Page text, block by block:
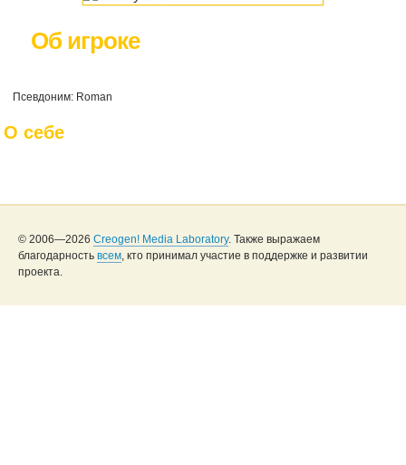
Об игроке
Псевдоним: Roman
О себе
© 2006—2026 Creogen! Media Laboratory. Также выражаем
благодарность всем, кто принимал участие в поддержке и развитии
проекта.